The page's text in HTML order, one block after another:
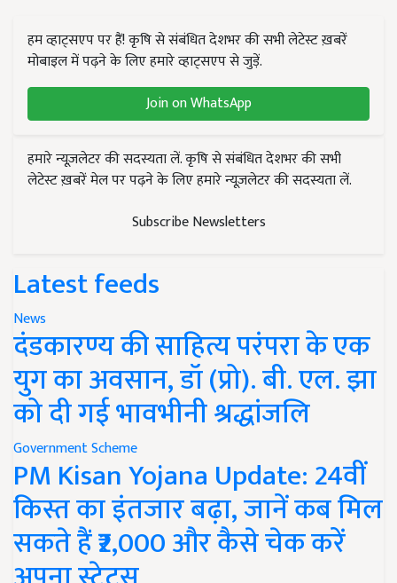
हम व्हाट्सएप पर हैं! कृषि से संबंधित देशभर की सभी लेटेस्ट ख़बरें
मोबाइल में पढ़ने के लिए हमारे व्हाट्सएप से जुड़ें.
Join on WhatsApp
हमारे न्यूज़लेटर की सदस्यता लें. कृषि से संबंधित देशभर की सभी
लेटेस्ट ख़बरें मेल पर पढ़ने के लिए हमारे न्यूज़लेटर की सदस्यता लें.
Subscribe Newsletters
Latest feeds
News
दंडकारण्य की साहित्य परंपरा के एक
युग का अवसान, डॉ (प्रो). बी. एल. झा
को दी गई भावभीनी श्रद्धांजलि
Government Scheme
PM Kisan Yojana Update: 24वीं
किस्त का इंतजार बढ़ा, जानें कब मिल
सकते हैं ₹2,000 और कैसे चेक करें